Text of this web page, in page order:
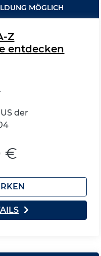
MÖGLICH
Z
entdecken
der
€